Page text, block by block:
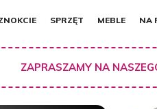
SPRZĘT MEBLE NA
ZAPRASZAMY NA